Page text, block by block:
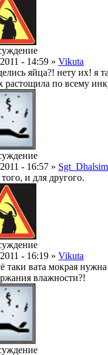
- 14:59 » Vikuta
яйца?! нету их! я
растощила по всему
- 16:57 » Sgt_Dhalsim
и для другого.
- 16:19 » Vikuta
таки вата мокрая
влажности?!